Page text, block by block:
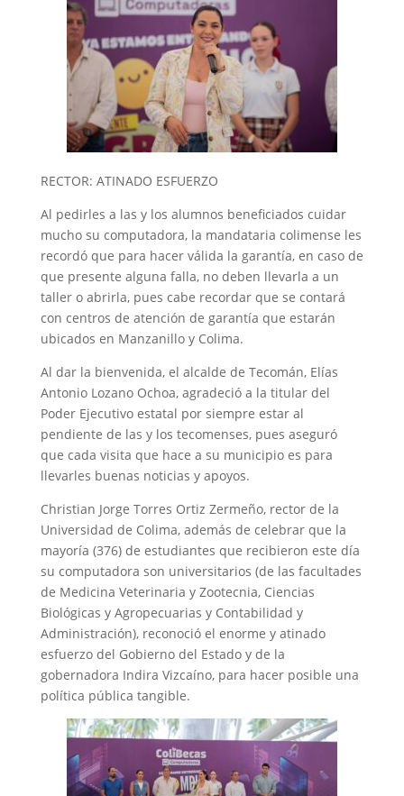
RECTOR: ATINADO ESFUERZO
Al pedirles a las y los alumnos beneficiados cuidar
mucho su computadora, la mandataria colimense les
recordó que para hacer válida la garantía, en caso de
que presente alguna falla, no deben llevarla a un
taller o abrirla, pues cabe recordar que se contará
con centros de atención de garantía que estarán
ubicados en Manzanillo y Colima.
Al dar la bienvenida, el alcalde de Tecomán, Elías
Antonio Lozano Ochoa, agradeció a la titular del
Poder Ejecutivo estatal por siempre estar al
pendiente de las y los tecomenses, pues aseguró
que cada visita que hace a su municipio es para
llevarles buenas noticias y apoyos.
Christian Jorge Torres Ortiz Zermeño, rector de la
Universidad de Colima, además de celebrar que la
mayoría (376) de estudiantes que recibieron este día
su computadora son universitarios (de las facultades
de Medicina Veterinaria y Zootecnia, Ciencias
Biológicas y Agropecuarias y Contabilidad y
Administración), reconoció el enorme y atinado
esfuerzo del Gobierno del Estado y de la
gobernadora Indira Vizcaíno, para hacer posible una
política pública tangible.